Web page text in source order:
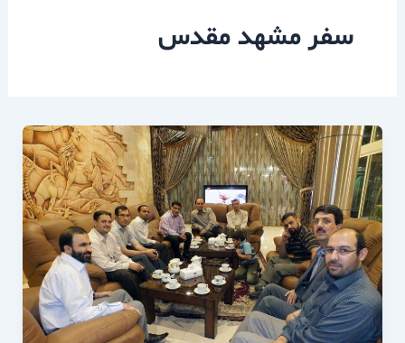
سفر مشهد مقدس